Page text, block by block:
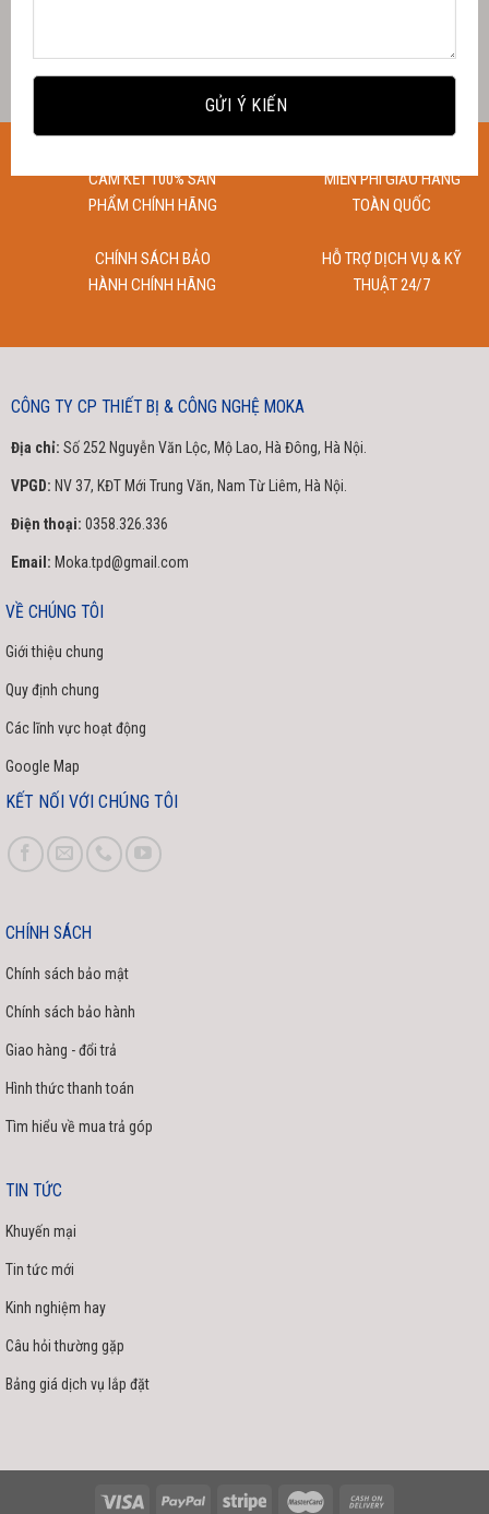
CAM KẾT 100% SẢN
PHẨM CHÍNH HÃNG
MIỄN PHÍ GIAO HÀNG
TOÀN QUỐC
CHÍNH SÁCH BẢO
HÀNH CHÍNH HÃNG
HỖ TRỢ DỊCH VỤ & KỸ
THUẬT 24/7
CÔNG TY CP THIẾT BỊ & CÔNG NGHỆ MOKA
Địa chỉ: Số 252 Nguyễn Văn Lộc, Mộ Lao, Hà Đông, Hà Nội.
VPGD: NV 37, KĐT Mới Trung Văn, Nam Từ Liêm, Hà Nội.
Điện thoại: 0358.326.336
Email: Moka.tpd@gmail.com
VỀ CHÚNG TÔI
Giới thiệu chung
Quy định chung
Các lĩnh vực hoạt động
Google Map
KẾT NỐI VỚI CHÚNG TÔI
CHÍNH SÁCH
Chính sách bảo mật
Chính sách bảo hành
Giao hàng - đổi trả
Hình thức thanh toán
Tìm hiểu về mua trả góp
TIN TỨC
Khuyến mại
Tin tức mới
Kinh nghiệm hay
Câu hỏi thường gặp
Bảng giá dịch vụ lắp đặt